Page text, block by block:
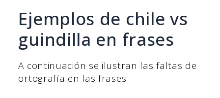
Ejemplos de chile vs
guindilla en frases
A continuación se ilustran las faltas de
ortografía en las frases: